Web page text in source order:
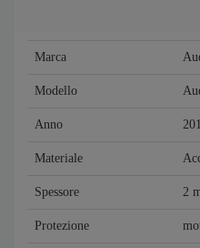
Marca
Modello
Anno
Materiale
Spessore 2
Protezione